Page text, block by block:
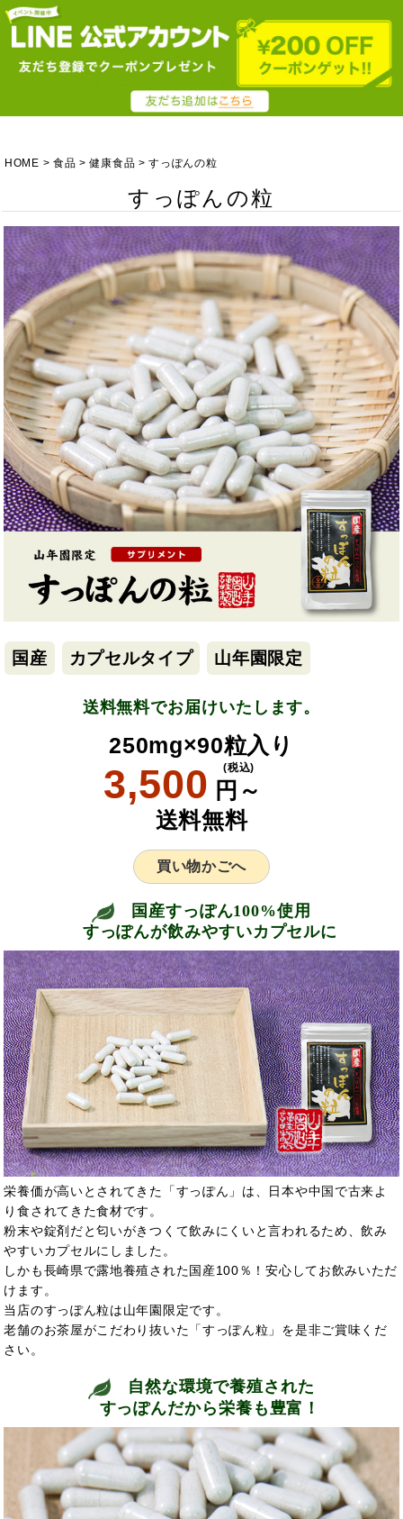
HOME 食品 健康食品 すっぽんの粒
すっぽんの粒
国産 カプセルタイプ 山年園限定
送料無料でお届けいたします。
250mg×90粒入り
3,500 円～
(税込)
送料無料
買い物かごへ
国産すっぽん100%使用
すっぽんが飲みやすいカプセルに
栄養価が高いとされてきた「すっぽん」は、日本や中国で古来よ
り食されてきた食材です。
粉末や錠剤だと匂いがきつくて飲みにくいと言われるため、飲み
やすいカプセルにしました。
しかも長崎県で露地養殖された国産100％！安心してお飲みいただ
けます。
当店のすっぽん粒は山年園限定です。
老舗のお茶屋がこだわり抜いた「すっぽん粒」を是非ご賞味くだ
さい。
自然な環境で養殖された
すっぽんだから栄養も豊富！